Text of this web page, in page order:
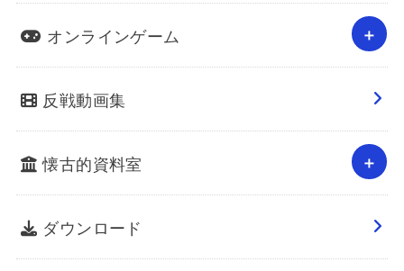
オンラインゲーム
反戦動画集
懐古的資料室
ダウンロード